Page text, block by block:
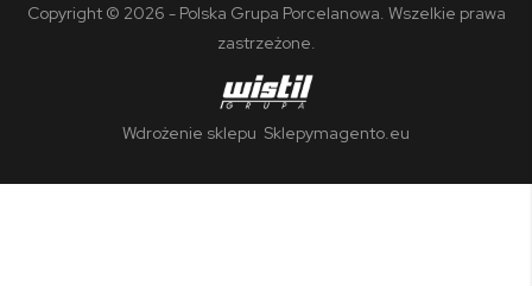
Copyright © 2026 - Polska Grupa Porcelanowa. Wszelkie prawa
zastrzeżone.
Wdrożenie sklepu Sklepymagento.eu